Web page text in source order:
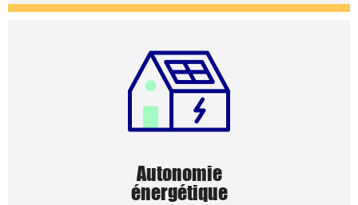
Autonomie
énergétique